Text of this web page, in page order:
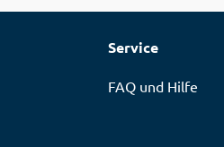
Service
FAQ und Hilfe